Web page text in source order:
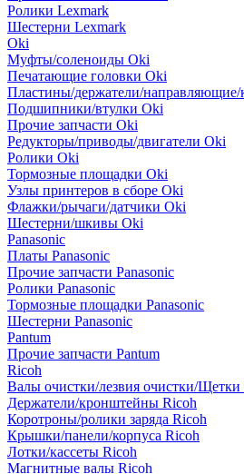
Ролики Lexmark
Шестерни Lexmark
Oki
Муфты/соленоиды Oki
Печатающие головки Oki
Пластины/держатели/направляющие/
Подшипники/втулки Oki
Прочие запчасти Oki
Редукторы/приводы/двигатели Oki
Ролики Oki
Тормозные площадки Oki
Узлы принтеров в сборе Oki
Флажки/рычаги/датчики Oki
Шестерни/шкивы Oki
Panasonic
Платы Panasonic
Прочие запчасти Panasonic
Ролики Panasonic
Тормозные площадки Panasonic
Шестерни Panasonic
Pantum
Прочие запчасти Pantum
Ricoh
Валы очистки/лезвия очистки/Щетки
Держатели/кронштейны Ricoh
Коротроны/ролики заряда Ricoh
Крышки/панели/корпуса Ricoh
Лотки/кассеты Ricoh
Магнитные валы Ricoh